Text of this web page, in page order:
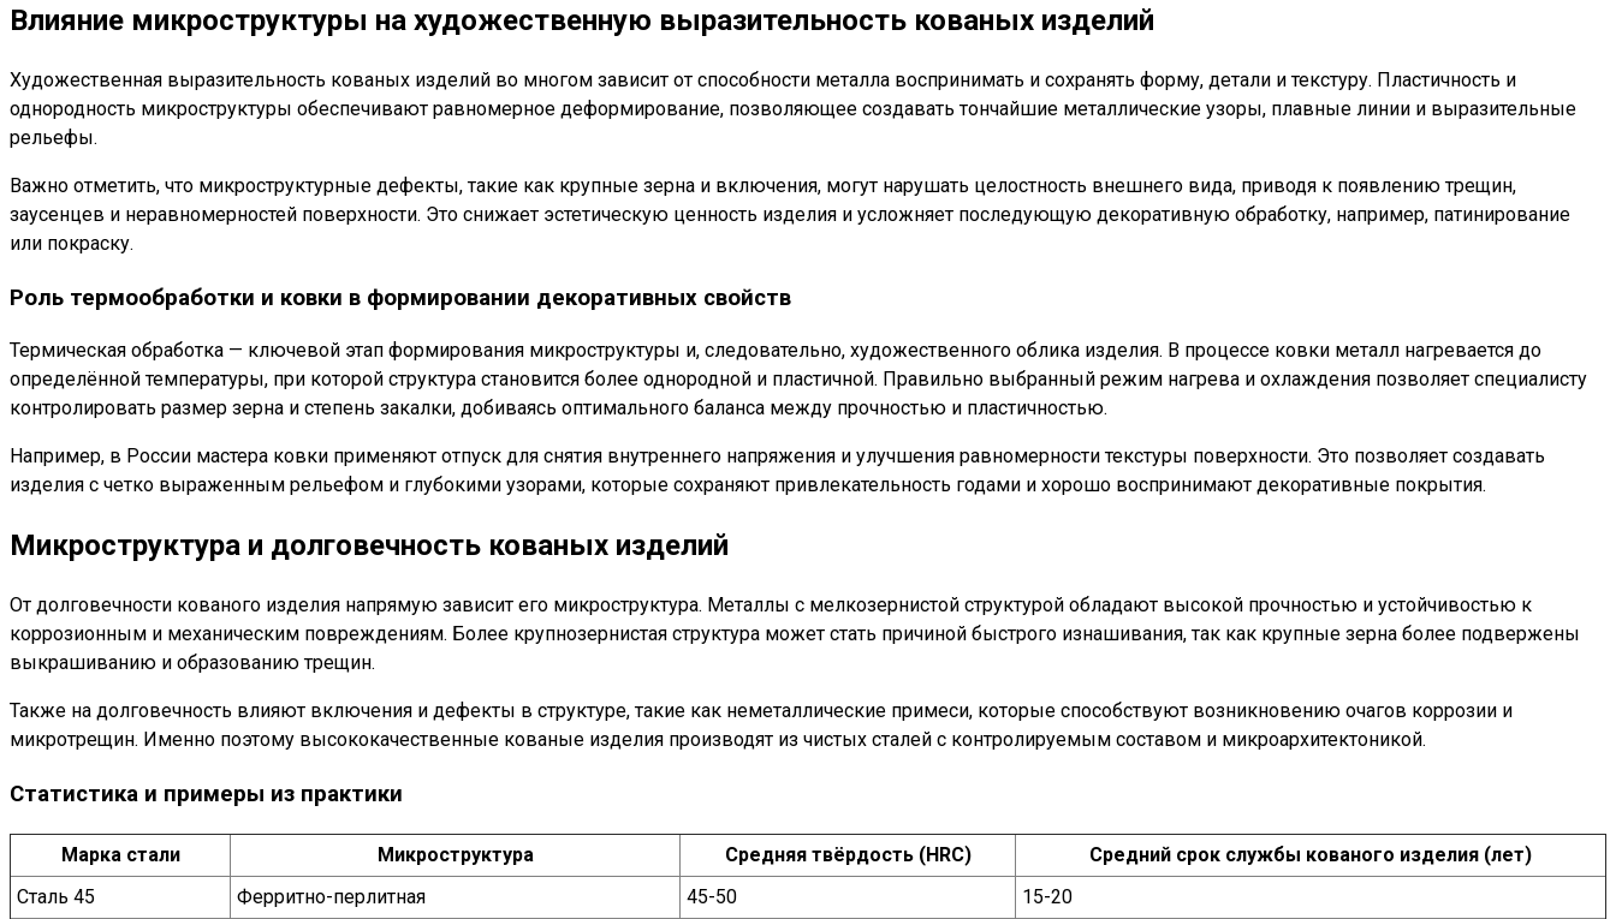
Влияние микроструктуры на художественную выразительность кованых изделий
Художественная выразительность кованых изделий во многом зависит от способности металла воспринимать и сохранять форму, детали и текстуру. Пластичность и
однородность микроструктуры обеспечивают равномерное деформирование, позволяющее создавать тончайшие металлические узоры, плавные линии и выразительные
рельефы.
Важно отметить, что микроструктурные дефекты, такие как крупные зерна и включения, могут нарушать целостность внешнего вида, приводя к появлению трещин,
заусенцев и неравномерностей поверхности. Это снижает эстетическую ценность изделия и усложняет последующую декоративную обработку, например, патинирование
или покраску.
Роль термообработки и ковки в формировании декоративных свойств
Термическая обработка — ключевой этап формирования микроструктуры и, следовательно, художественного облика изделия. В процессе ковки металл нагревается до
определённой температуры, при которой структура становится более однородной и пластичной. Правильно выбранный режим нагрева и охлаждения позволяет специалисту
контролировать размер зерна и степень закалки, добиваясь оптимального баланса между прочностью и пластичностью.
Например, в России мастера ковки применяют отпуск для снятия внутреннего напряжения и улучшения равномерности текстуры поверхности. Это позволяет создавать
изделия с четко выраженным рельефом и глубокими узорами, которые сохраняют привлекательность годами и хорошо воспринимают декоративные покрытия.
Микроструктура и долговечность кованых изделий
От долговечности кованого изделия напрямую зависит его микроструктура. Металлы с мелкозернистой структурой обладают высокой прочностью и устойчивостью к
коррозионным и механическим повреждениям. Более крупнозернистая структура может стать причиной быстрого изнашивания, так как крупные зерна более подвержены
выкрашиванию и образованию трещин.
Также на долговечность влияют включения и дефекты в структуре, такие как неметаллические примеси, которые способствуют возникновению очагов коррозии и
микротрещин. Именно поэтому высококачественные кованые изделия производят из чистых сталей с контролируемым составом и микроархитектоникой.
Статистика и примеры из практики
Марка стали Микроструктура Средняя твёрдость (HRC)
Средний срок службы кованого изделия (лет)
Сталь 45
Ферритно-перлитная 45-50
15-20